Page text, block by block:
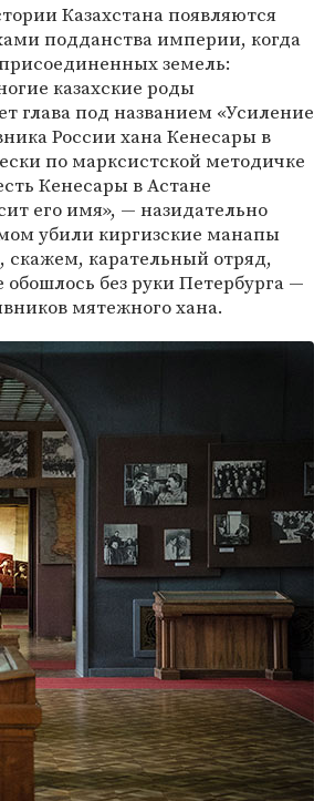
Казахстана появляются
подданства империи, когда
земель:
казахские роды
глава под названием «Усиление
России хана Кенесары в
по марксистской методичке
Кенесары в Астане
его имя», — назидательно
убили киргизские манапы
скажем, карательный отряд,
без руки Петербурга —
мятежного хана.